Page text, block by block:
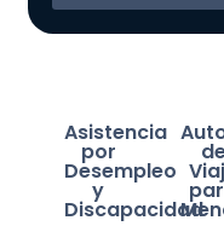
Asistencia
por
Desempleo
y
Discapacidad